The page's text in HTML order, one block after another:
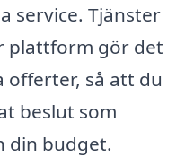
service. Tjänster
plattform gör det
offerter, så att du
beslut som
din budget.